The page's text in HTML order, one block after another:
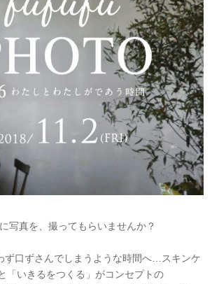
写真を、撮ってもらいませんか？
ず口ずさんでしまうような時間へ…スキンケ
「いきるをつくる」がコンセプトの